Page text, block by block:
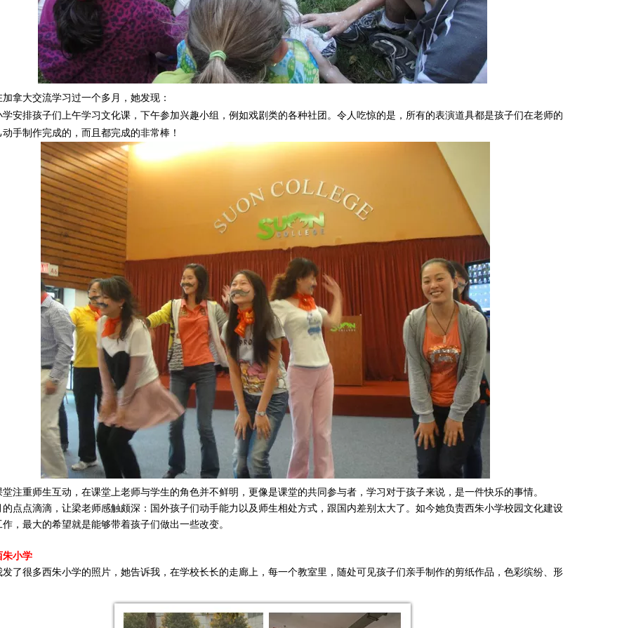
拿大交流学习过一个多月，她发现：
学安排孩子们上午学习文化课，下午参加兴趣小组，例如戏剧类的各种社团。令人吃惊的是，所有的表演道具都是孩子们在老师的
手制作完成的，而且都完成的非常棒！
注重师生互动，在课堂上老师与学生的角色并不鲜明，更像是课堂的共同参与者，学习对于孩子来说，是一件快乐的事情。
的点点滴滴，让梁老师感触颇深：国外孩子们动手能力以及师生相处方式，跟国内差别太大了。如今她负责西朱小学校园文化建设
，最大的希望就是能够带着孩子们做出一些改变。
朱小学
了很多西朱小学的照片，她告诉我， 在学校长长的走廊上，每一个教室里，随处可见孩子们亲手制作的剪纸作品，色彩缤纷、形